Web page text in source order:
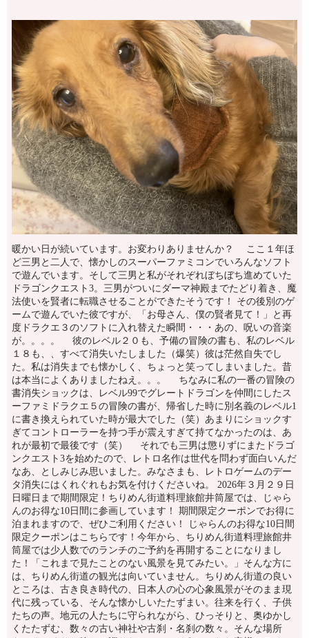
暖かい日が続いています。お変わりありませんか？ ここ１年ほ
ど三男と二人で、懐かしのスーパーファミコンでいろんなソフト
で遊んでいます。そして三男と私がそれぞれぼちぼち進めていた
ドラゴンクエスト3。三男がついにダーマ神殿までたどり着き、魔
法使いを賢者に転職させることができたそうです！ その後別のゲ
ームで遊んでいた彼ですが、「お母さん、僕の賢者見て！」と再
度ドラクエ３のソフトに入れ替えた瞬間・・・あの、呪いの音楽
が。。。。 彼のレベル２０も、予備の冒険の書も、私のレベル
１８も、、すべて消失いたしました（爆笑）彼は茫然自失でし
た。私は消失までも懐かしく、ちょっと笑ってしまいました。昔
は本当によくありましたねえ。。。 ちなみに私の一番の冒険の
書消失ショックは、レベル99でグレートドラゴンを仲間にしたス
ーファミドラクエ５の冒険の書が、帰省した時に別名義のレベル1
に書き換えられていた時が最大でした（笑）あまりにショックす
ぎてコントローラーを持つ手が震えすぎて持てなかったのは、あ
れが最初で最後です（笑） それでも三男は懲りずにまたドラゴ
ンクエスト3を始めたので、レトロ名作は世代を問わず面白いんだ
なあ、としみじみ思いました。みなさまも、レトロゲームのデー
タ消失にはくれぐれもお気を付けくださいね。 2026年３月２９日
日曜日まで期間限定！ちりめん街道料理旅館井筒屋では、じゃら
んのお得な10日間に参画しています！ 期間限定クーポンでお得に
泊まれますので、ぜひご利用ください！ じゃらんのお得な10日間
限定クーポンはこちらです！今年から、ちりめん街道料理旅館井
筒屋では少人数でのランチのご予約を再開することになりまし
た！「これまで見たことのない風景を見てみたい。」そんな方に
は、ちりめん街道の観光は向いていません。ちりめん街道の良い
ところは、古き良き時代の、日本人の心の心象風景がそのまま現
代に残っている、そんな懐かしいたたずまい。往来を行く、子供
たちの声。地元の人たちに守られながら、ひっそりと、奥ゆかし
くたたずむ、数々の古い神社や古刹・名刹の数々。そんな場所